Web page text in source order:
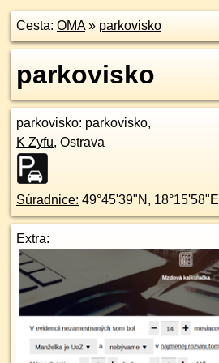
Cesta: OMA» parkovisko
parkovisko
parkovisko: parkovisko,
K Zyfu, Ostrava
Súradnice: 49°45'39"N , 18°15'58"E
Extra: